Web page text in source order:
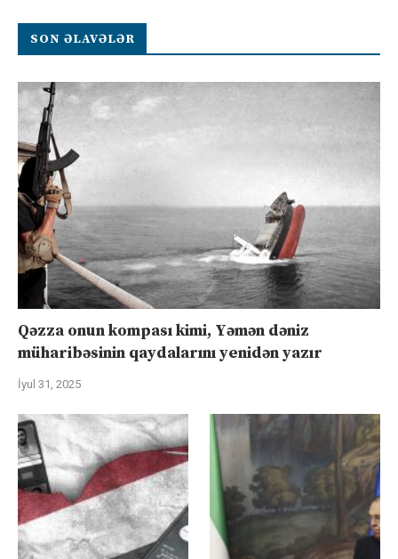
SON ƏLAVƏLƏR
Qəzza onun kompası kimi, Yəmən dəniz
müharibəsinin qaydalarını yenidən yazır
İyul 31, 2025